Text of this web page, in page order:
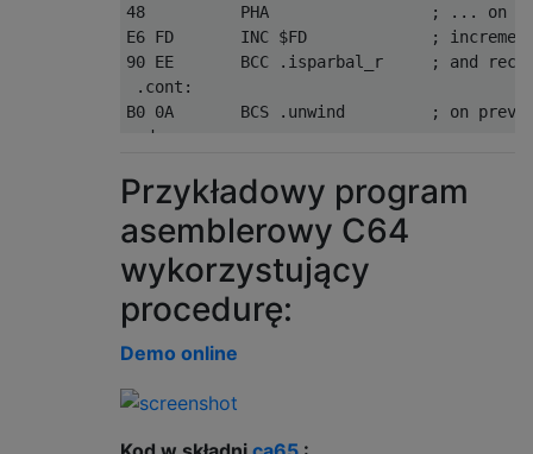
48          PHA                 ; ... on
E6 FD       INC $FD             ; increment
90 EE       BCC .isparbal_r     ; and
.cont:
B0 0A       BCS .unwind         ; on
.done:
90 06       BCC .unwind         ; -> ok and
E0 02       CPX #$02            ; test for
38          SEC                 ; set
D0 01       BNE .unwind         ; if not 2
18          CLC                 ; clear
.unwind:
F0 09       BEQ .exit           ; 0 ->
C6 FD       DEC $FD             ; otherwise
68          PLA                 ; get "pair
Przykładowy program
asemblerowy C64
wykorzystujący
procedurę:
Demo online